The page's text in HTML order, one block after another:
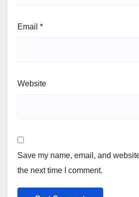
Email *
Website
Save my name, email, and
the next time I comment.